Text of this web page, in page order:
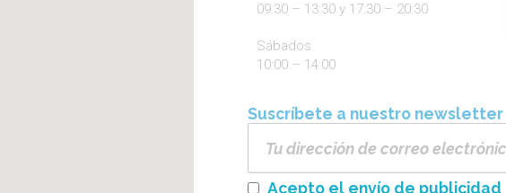
09:30 – 13:30 y 17:30 – 20:30
Sábados
10:00 – 14:00
Suscríbete a nuestro newsletter
Acepto el envío de publicidad